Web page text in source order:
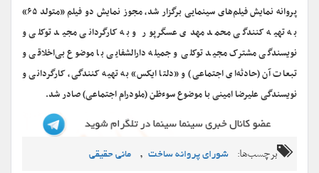
پروانه نمایش فیلم‌های سینمایی برگزار شد، مجوز نمایش دو فیلم «متولد ۶۵»
به تهیه کنندگی محمد مهدی عسگرپور و به کارگردانی مجید توکلی و
نویسندگی مشترک مجید توکلی و جمیله دارالشفایی با موضوع بی‌اخلاقی و
تبعات آن (حادثه‌ای اجتماعی) و «دلتا ایکس» به تهیه کنندگی، کارگردانی و
نویسندگی علیرضا امینی با موضوع سوءظن (ملودرام اجتماعی) صادر شد.
برچسب‌ها: شورای پروانه ساخت , مانی حقیقی